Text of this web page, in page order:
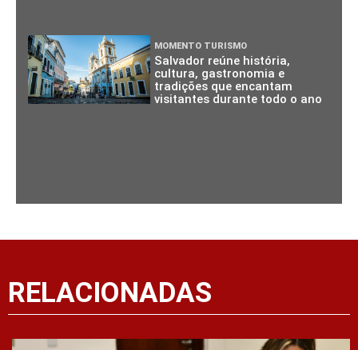
MOMENTO TURISMO
Salvador reúne história,
cultura, gastronomia e
tradições que encantam
visitantes durante todo o ano
RELACIONADAS